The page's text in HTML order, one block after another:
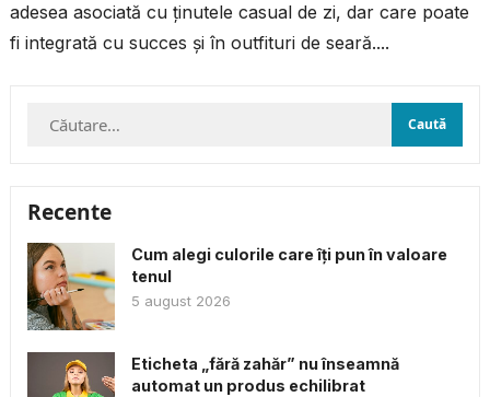
adesea asociată cu ținutele casual de zi, dar care poate
fi integrată cu succes și în outfituri de seară....
Caută
Recente
Cum alegi culorile care îți pun în valoare
tenul
5 august 2026
Eticheta „fără zahăr” nu înseamnă
automat un produs echilibrat